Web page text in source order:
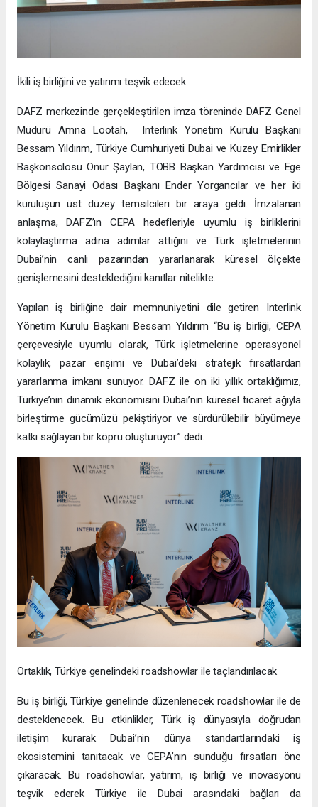
İkili iş birliğini ve yatırımı teşvik edecek
DAFZ merkezinde gerçekleştirilen imza töreninde DAFZ Genel
Müdürü Amna Lootah, Interlink Yönetim Kurulu Başkanı
Bessam Yıldırım, Türkiye Cumhuriyeti Dubai ve Kuzey Emirlikler
Başkonsolosu Onur Şaylan, TOBB Başkan Yardımcısı ve Ege
Bölgesi Sanayi Odası Başkanı Ender Yorgancılar ve her iki
kuruluşun üst düzey temsilcileri bir araya geldi. İmzalanan
anlaşma, DAFZ’ın CEPA hedefleriyle uyumlu iş birliklerini
kolaylaştırma adına adımlar attığını ve Türk işletmelerinin
Dubai’nin canlı pazarından yararlanarak küresel ölçekte
genişlemesini desteklediğini kanıtlar nitelikte.
Yapılan iş birliğine dair memnuniyetini dile getiren Interlink
Yönetim Kurulu Başkanı Bessam Yıldırım “Bu iş birliği, CEPA
çerçevesiyle uyumlu olarak, Türk işletmelerine operasyonel
kolaylık, pazar erişimi ve Dubai’deki stratejik fırsatlardan
yararlanma imkanı sunuyor. DAFZ ile on iki yıllık ortaklığımız,
Türkiye’nin dinamik ekonomisini Dubai’nin küresel ticaret ağıyla
birleştirme gücümüzü pekiştiriyor ve sürdürülebilir büyümeye
katkı sağlayan bir köprü oluşturuyor.” dedi.
Ortaklık, Türkiye genelindeki roadshowlar ile taçlandırılacak
Bu iş birliği, Türkiye genelinde düzenlenecek roadshowlar ile de
desteklenecek. Bu etkinlikler, Türk iş dünyasıyla doğrudan
iletişim kurarak Dubai’nin dünya standartlarındaki iş
ekosistemini tanıtacak ve CEPA’nın sunduğu fırsatları öne
çıkaracak. Bu roadshowlar, yatırım, iş birliği ve inovasyonu
teşvik ederek Türkiye ile Dubai arasındaki bağları da